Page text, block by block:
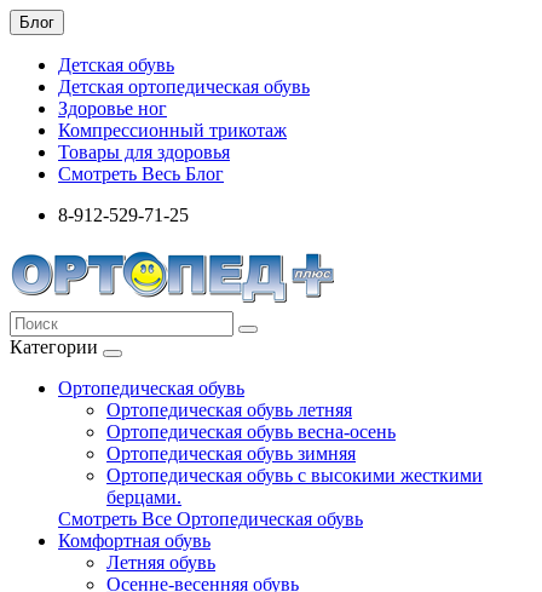
Блог
Детская обувь
Детская ортопедическая обувь
Здоровье ног
Компрессионный трикотаж
Товары для здоровья
Смотреть Весь Блог
8-912-529-71-25
Категории
Ортопедическая обувь
Ортопедическая обувь летняя
Ортопедическая обувь весна-осень
Ортопедическая обувь зимняя
Ортопедическая обувь с высокими жесткими
берцами.
Смотреть Все Ортопедическая обувь
Комфортная обувь
Летняя обувь
Осенне-весенняя обувь